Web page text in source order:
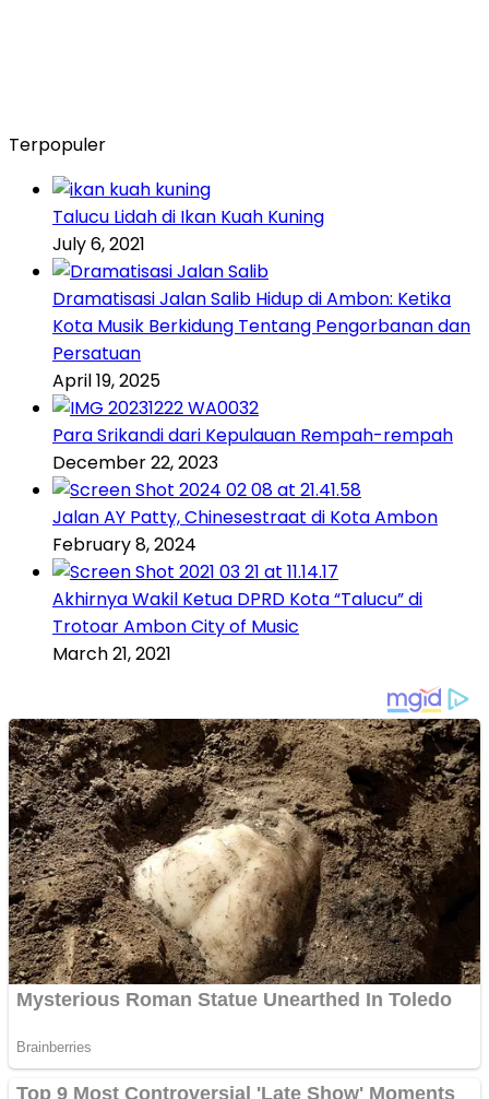
Terpopuler
Talucu Lidah di Ikan Kuah Kuning
July 6, 2021
Dramatisasi Jalan Salib Hidup di Ambon: Ketika
Kota Musik Berkidung Tentang Pengorbanan dan
Persatuan
April 19, 2025
Para Srikandi dari Kepulauan Rempah-rempah
December 22, 2023
Jalan AY Patty, Chinesestraat di Kota Ambon
February 8, 2024
Akhirnya Wakil Ketua DPRD Kota “Talucu” di
Trotoar Ambon City of Music
March 21, 2021